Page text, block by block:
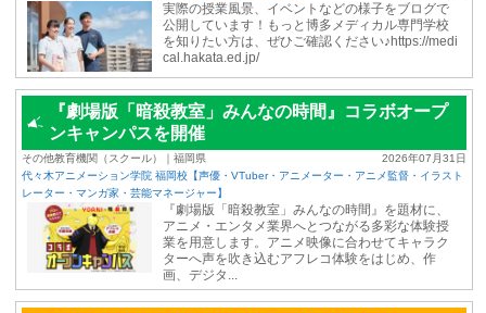
実際の授業風景、イベントなどの様子をブログで
公開しています！もっと博多メディカル専門学校
を知りたい方は、ぜひご確認ください♪https://medi
cal.hakata.ed.jp/
『劇場版「暗殺教室」みんなの時間』コラボオープ
ンキャンパスを開催
2026年07月31日
その他教育機関（スクール）｜福岡県
代々木アニメーション学院 福岡校【声優・VTuber・アニメーター・アニメ監督・イラスト
レーター・マンガ家・芸能マネージャー】
『劇場版「暗殺教室」みんなの時間』を題材に、
アニメ・エンタメ業界へとつながる多彩な体験授
業を用意します。アニメ映像に合わせてキャラク
ターへ声を吹き込むアフレコ体験をはじめ、作
画、デジタ...